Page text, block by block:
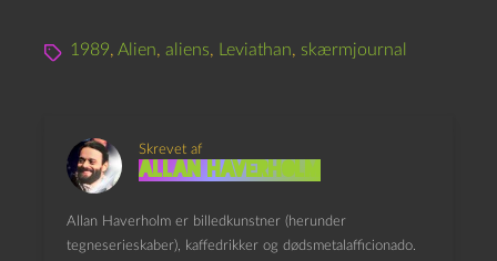
1989, Alien, aliens, Leviathan, skærmjournal
Skrevet af
Allan Haverholm
Allan Haverholm er billedkunstner (herunder
tegneserieskaber), kaffedrikker og dødsmetalafficionado.